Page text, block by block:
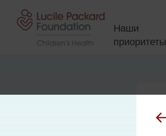
Наши
приоритеты